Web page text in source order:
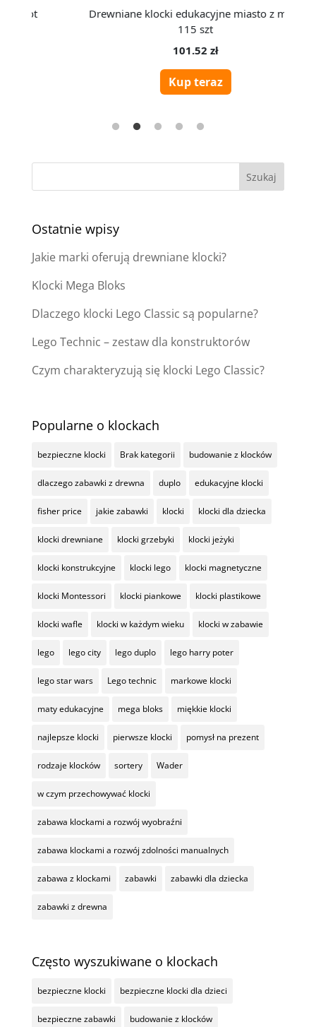
Ostatnie wpisy
Jakie marki oferują drewniane klocki?
Klocki Mega Bloks
Dlaczego klocki Lego Classic są popularne?
Lego Technic – zestaw dla konstruktorów
Czym charakteryzują się klocki Lego Classic?
Popularne o klockach
bezpieczne klocki Brak kategorii budowanie z klocków
dlaczego zabawki z drewna duplo edukacyjne klocki
fisher price jakie zabawki klocki klocki dla dziecka
klocki drewniane klocki grzebyki klocki jeżyki
klocki konstrukcyjne klocki lego klocki magnetyczne
klocki Montessori klocki piankowe klocki plastikowe
klocki wafle klocki w każdym wieku klocki w zabawie
lego lego city lego duplo lego harry poter
lego star wars Lego technic markowe klocki
maty edukacyjne mega bloks miękkie klocki
najlepsze klocki pierwsze klocki pomysł na prezent
rodzaje klocków sortery Wader
w czym przechowywać klocki
zabawa klockami a rozwój wyobraźni
zabawa klockami a rozwój zdolności manualnych
zabawa z klockami zabawki zabawki dla dziecka
zabawki z drewna
Często wyszukiwane o klockach
bezpieczne klocki bezpieczne klocki dla dzieci
bezpieczne zabawki budowanie z klocków